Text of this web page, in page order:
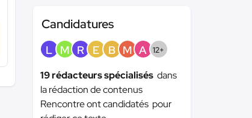
Candidatures
L M R E B M A 12+
19 rédacteurs spécialisés dans
la rédaction de contenus
Rencontre ont candidatés pour